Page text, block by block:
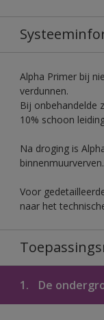
Alpha Primer bij
verdunnen.
Bij onbehandelde
10% schoon
Na droging is
binnenmuurverven.
Voor
naar het
1. De